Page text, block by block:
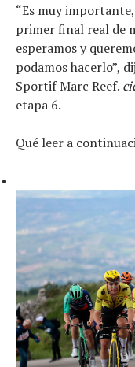
“Es muy
primer final real de
esperamos y
podamos hacerlo”,
Sportif Marc Reef.
etapa 6.
Qué leer a